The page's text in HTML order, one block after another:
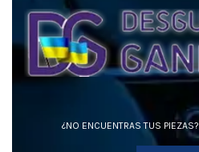
¿NO ENCUENTRAS TUS PIEZAS?